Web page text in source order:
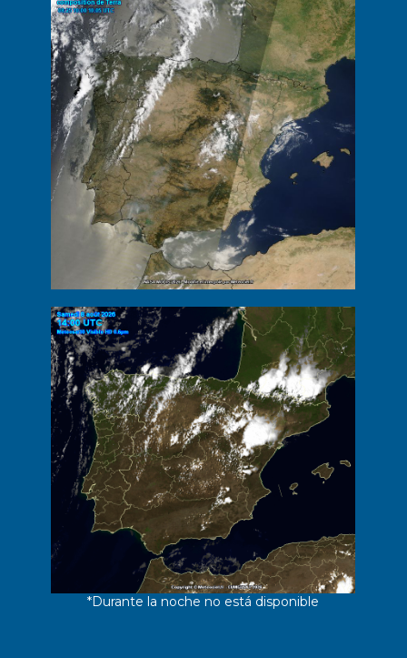
*Durante la noche no está disponible